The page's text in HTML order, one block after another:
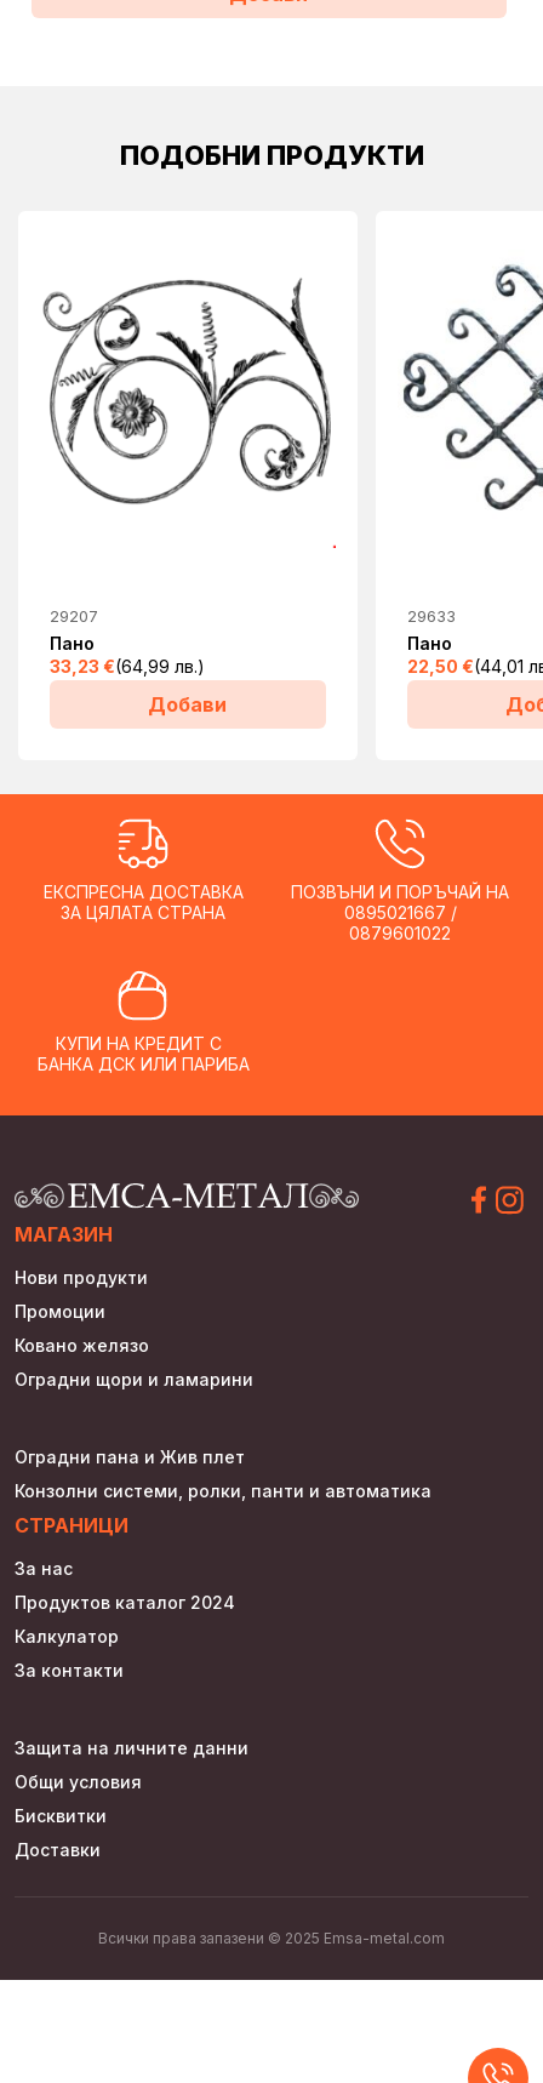
ПОДОБНИ ПРОДУКТИ
29207
Пано
33,23 €(64,99 лв.)
Добави
29633
Пано
22,50 €(44,01
ЕКСПРЕСНА ДОСТАВКА
ЗА ЦЯЛАТА СТРАНА
ПОЗВЪНИ И ПОРЪЧАЙ НА
0895021667 /
0879601022
КУПИ НА КРЕДИТ С
БАНКА ДСК ИЛИ ПАРИБА
МАГАЗИН
Нови продукти
Промоции
Ковано желязо
Оградни щори и ламарини
Оградни пана и Жив плет
Конзолни системи, ролки, панти и автоматика
СТРАНИЦИ
За нас
Продуктов каталог 2024
Калкулатор
За контакти
Защита на личните данни
Общи условия
Бисквитки
Доставки
Всички права запазени © 2025 Emsa-metal.com